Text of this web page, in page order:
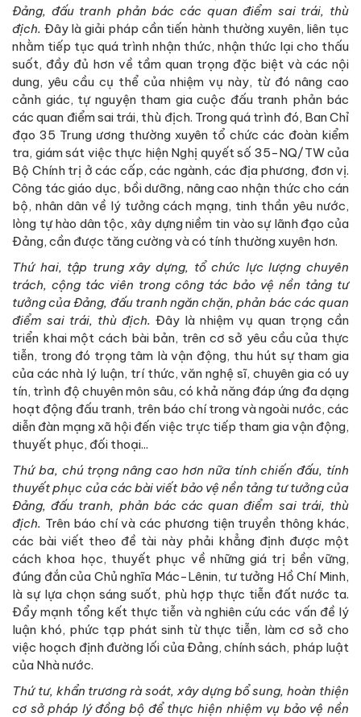
Đảng, đấu tranh phản bác các quan điểm sai trái, thù
địch. Đây là giải pháp cần tiến hành thường xuyên, liên tục
nhằm tiếp tục quá trình nhận thức, nhận thức lại cho thấu
suốt, đầy đủ hơn về tầm quan trọng đặc biệt và các nội
dung, yêu cầu cụ thể của nhiệm vụ này, từ đó nâng cao
cảnh giác, tự nguyện tham gia cuộc đấu tranh phản bác
các quan điểm sai trái, thù địch. Trong quá trình đó, Ban Chỉ
đạo 35 Trung ương thường xuyên tổ chức các đoàn kiểm
tra, giám sát việc thực hiện Nghị quyết số 35-NQ/TW của
Bộ Chính trị ở các cấp, các ngành, các địa phương, đơn vị.
Công tác giáo dục, bồi dưỡng, nâng cao nhận thức cho cán
bộ, nhân dân về lý tưởng cách mạng, tinh thần yêu nước,
lòng tự hào dân tộc, xây dựng niềm tin vào sự lãnh đạo của
Đảng, cần được tăng cường và có tính thường xuyên hơn.
Thứ hai, tập trung xây dựng, tổ chức lực lượng chuyên
trách, cộng tác viên trong công tác bảo vệ nền tảng tư
tưởng của Đảng, đấu tranh ngăn chặn, phản bác các quan
điểm sai trái, thù địch. Đây là nhiệm vụ quan trọng cần
triển khai một cách bài bản, trên cơ sở yêu cầu của thực
tiễn, trong đó trọng tâm là vận động, thu hút sự tham gia
của các nhà lý luận, trí thức, văn nghệ sĩ, chuyên gia có uy
tín, trình độ chuyên môn sâu, có khả năng đáp ứng đa dạng
hoạt động đấu tranh, trên báo chí trong và ngoài nước, các
diễn đàn mạng xã hội đến việc trực tiếp tham gia vận động,
thuyết phục, đối thoại...
Thứ ba, chú trọng nâng cao hơn nữa tính chiến đấu, tính
thuyết phục của các bài viết bảo vệ nền tảng tư tưởng của
Đảng, đấu tranh, phản bác các quan điểm sai trái, thù
địch. Trên báo chí và các phương tiện truyền thông khác,
các bài viết theo đề tài này phải khẳng định được một
cách khoa học, thuyết phục về những giá trị bền vững,
đúng đắn của Chủ nghĩa Mác-Lênin, tư tưởng Hồ Chí Minh,
là sự lựa chọn sáng suốt, phù hợp thực tiễn đất nước ta.
Đẩy mạnh tổng kết thực tiễn và nghiên cứu các vấn đề lý
luận khó, phức tạp phát sinh từ thực tiễn, làm cơ sở cho
việc hoạch định đường lối của Đảng, chính sách, pháp luật
của Nhà nước.
Thứ tư, khẩn trương rà soát, xây dựng bổ sung, hoàn thiện
cơ sở pháp lý đồng bộ để thực hiện nhiệm vụ bảo vệ nền